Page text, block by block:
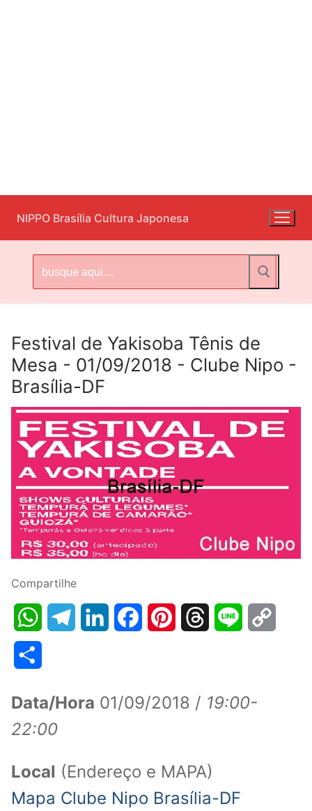
para
o
conteúdo
NIPPO Brasília Cultura Japonesa
por:
Festival de Yakisoba Tênis de
Mesa - 01/09/2018 - Clube Nipo -
Brasília-DF
Compartilhe
WhatsAppTelegramLinkedInFacebookPinterestThreads Line
Data/Hora 01/09/2018 / 19:00-
22:00
Local (Endereço e MAPA)
Mapa Clube Nipo Brasília-DF